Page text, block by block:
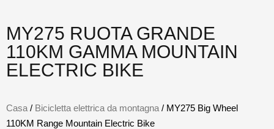
MY275 RUOTA GRANDE
110KM GAMMA MOUNTAIN
ELECTRIC BIKE
Casa / Bicicletta elettrica da montagna / MY275 Big Wheel
110KM Range Mountain Electric Bike